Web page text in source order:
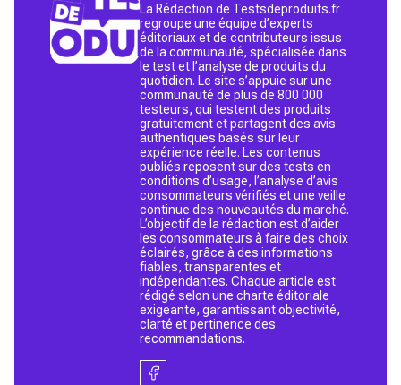
La Rédaction de Testsdeproduits.fr
regroupe une équipe d’experts
éditoriaux et de contributeurs issus
de la communauté, spécialisée dans
le test et l’analyse de produits du
quotidien. Le site s’appuie sur une
communauté de plus de 800 000
testeurs, qui testent des produits
gratuitement et partagent des avis
authentiques basés sur leur
expérience réelle. Les contenus
publiés reposent sur des tests en
conditions d’usage, l’analyse d’avis
consommateurs vérifiés et une veille
continue des nouveautés du marché.
L’objectif de la rédaction est d’aider
les consommateurs à faire des choix
éclairés, grâce à des informations
fiables, transparentes et
indépendantes. Chaque article est
rédigé selon une charte éditoriale
exigeante, garantissant objectivité,
clarté et pertinence des
recommandations.